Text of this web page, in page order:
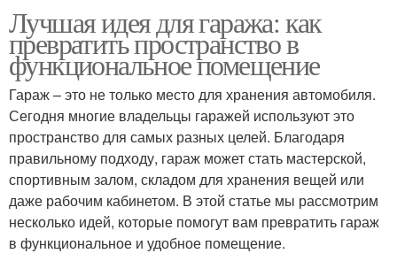
Лучшая идея для гаража: как
превратить пространство в
функциональное помещение
Гараж – это не только место для хранения автомобиля.
Сегодня многие владельцы гаражей используют это
пространство для самых разных целей. Благодаря
правильному подходу, гараж может стать мастерской,
спортивным залом, складом для хранения вещей или
даже рабочим кабинетом. В этой статье мы рассмотрим
несколько идей, которые помогут вам превратить гараж
в функциональное и удобное помещение.